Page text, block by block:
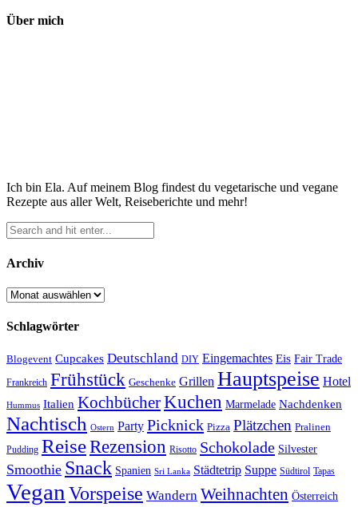
Über mich
Ich bin Ela. Auf meinem Blog findest du vegetarische und vegane
Rezepte aus aller Welt, Reiseberichte und mehr!
Archiv
Archiv
Schlagwörter
Blogevent Cupcakes Deutschland DIY Eingemachtes Eis Fair Trade
Frankreich Frühstück Geschenke Grillen Hauptspeise Hotel
Hummus Italien KochbücherKuchen Marmelade Nachdenken
Nachtisch Ostern Party Picknick Pizza Plätzchen Pralinen
Pudding ReiseRezension Risotto Schokolade Silvester
Smoothie Snack Spanien Sri Lanka Städtetrip Suppe Südtirol Tapas
Vegan Vorspeise Wandern Weihnachten Österreich